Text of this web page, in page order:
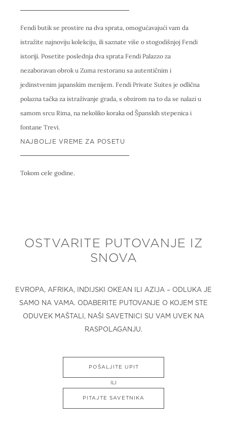
Fendi butik se prostire na dva sprata, omogućavajući vam da
istražite najnoviju kolekciju, ili saznate više o stogodišnjoj Fendi
istoriji. Posetite poslednja dva sprata Fendi Palazzo za
nezaboravan obrok u Zuma restoranu sa autentičnim i
jedinstvenim japanskim menijem. Fendi Private Suites je odlična
polazna tačka za istraživanje grada, s obzirom na to da se nalazi u
samom srcu Rima, na nekoliko koraka od Španskih stepenica i
fontane Trevi.
NAJBOLJE VREME ZA POSETU
Tokom cele godine.
OSTVARITE PUTOVANJE IZ
SNOVA
EVROPA, AFRIKA, INDIJSKI OKEAN ILI AZIJA – ODLUKA JE
SAMO NA VAMA. ODABERITE PUTOVANJE O KOJEM STE
ODUVEK MAŠTALI, NAŠI SAVETNICI SU VAM UVEK NA
RASPOLAGANJU.
POŠALJITE UPIT
ILI
PITAJTE SAVETNIKA